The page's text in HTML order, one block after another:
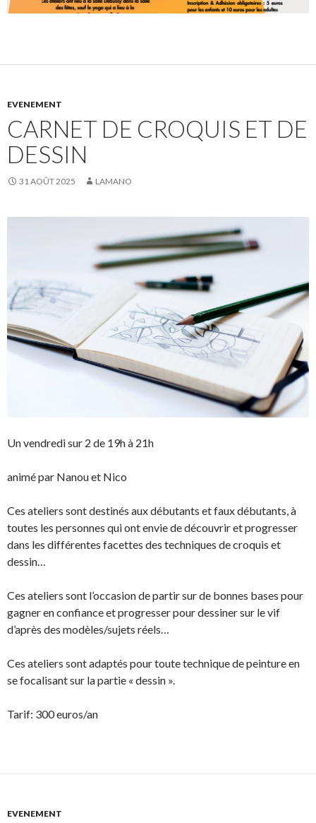
EVENEMENT
CARNET DE CROQUIS ET DE
DESSIN
31 AOÛT 2025 LAMANO
Un vendredi sur 2 de 19h à 21h
animé par Nanou et Nico
Ces ateliers sont destinés aux débutants et faux débutants, à
toutes les personnes qui ont envie de découvrir et progresser
dans les différentes facettes des techniques de croquis et
dessin…
Ces ateliers sont l’occasion de partir sur de bonnes bases pour
gagner en confiance et progresser pour dessiner sur le vif
d’après des modèles/sujets réels…
Ces ateliers sont adaptés pour toute technique de peinture en
se focalisant sur la partie « dessin ».
Tarif: 300 euros/an
EVENEMENT